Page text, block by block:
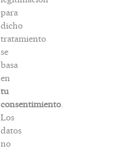
para
dicho
tratamiento
se
basa
en
tu
consentimiento
Los
datos
no